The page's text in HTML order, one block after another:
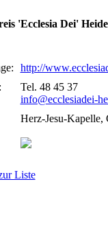
'Ecclesia Dei'
http://
Tel. 48 45 37
info@ecclesiadei-
Herz-Jesu-Kapelle,
Liste